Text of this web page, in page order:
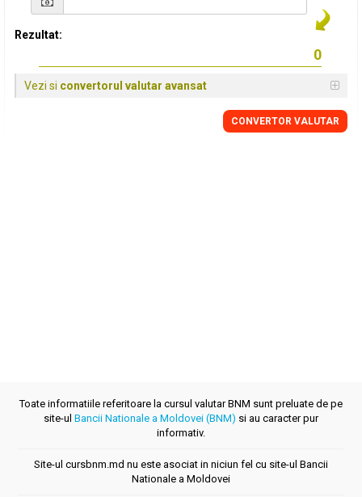
Rezultat:
Vezi si convertorul valutar avansat
CONVERTOR VALUTAR
Toate informatiile referitoare la cursul valutar BNM sunt preluate de pe
site-ul Bancii Nationale a Moldovei (BNM) si au caracter pur
informativ.
Site-ul cursbnm.md nu este asociat in niciun fel cu site-ul Bancii
Nationale a Moldovei